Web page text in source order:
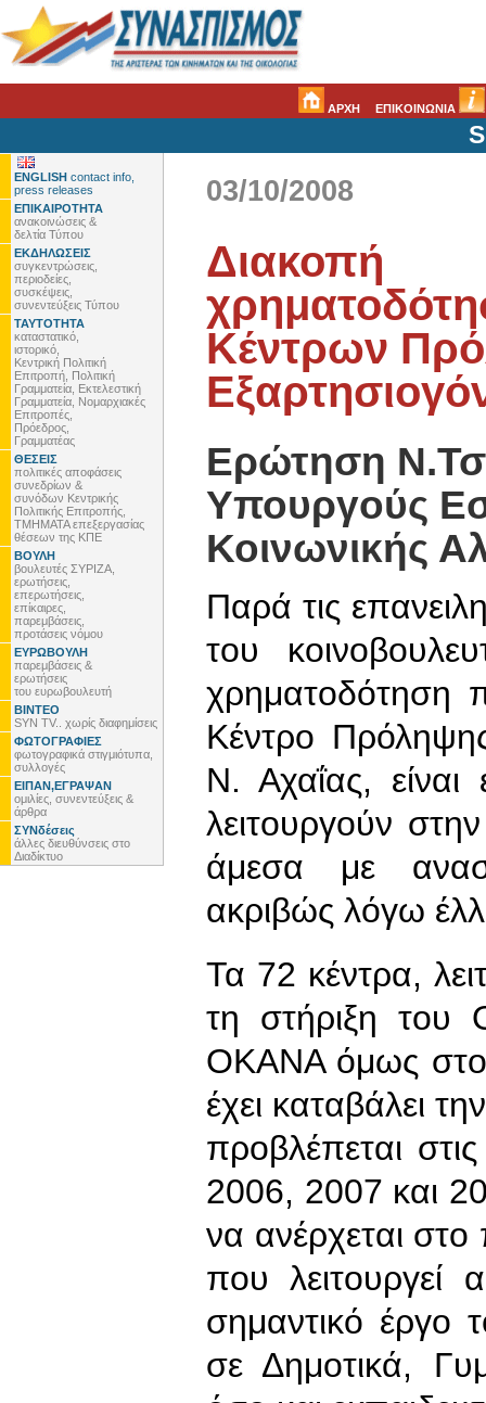
ΑΡΧΗ ΕΠΙΚΟΙΝΩΝΙΑ
ENGLISH contact info,
press releases
ΕΠΙΚΑΙΡΟΤΗΤΑ
ανακοινώσεις &
δελτία Τύπου
ΕΚΔΗΛΩΣΕΙΣ
συγκεντρώσεις,
περιοδείες,
συσκέψεις,
συνεντεύξεις Τύπου
ΤΑΥΤΟΤΗΤΑ
καταστατικό,
ιστορικό,
Κεντρική Πολιτική
Επιτροπή, Πολιτική
Γραμματεία, Εκτελεστική
Γραμματεία, Νομαρχιακές
Επιτροπές,
Πρόεδρος,
Γραμματέας
ΘΕΣΕΙΣ
πολιτικές αποφάσεις
συνεδρίων &
συνόδων Κεντρικής
Πολιτικής Επιτροπής,
ΤΜΗΜΑΤΑ επεξεργασίας
θέσεων της ΚΠΕ
ΒΟΥΛΗ
βουλευτές ΣΥΡΙΖΑ,
ερωτήσεις,
επερωτήσεις,
επίκαιρες,
παρεμβάσεις,
προτάσεις νόμου
ΕΥΡΩΒΟΥΛΗ
παρεμβάσεις &
ερωτήσεις
του ευρωβουλευτή
ΒΙΝΤΕΟ
SYN TV.. χωρίς διαφημίσεις
ΦΩΤΟΓΡΑΦΙΕΣ
φωτογραφικά στιγμιότυπα,
συλλογές
ΕΙΠΑΝ,ΕΓΡΑΨΑΝ
ομιλίες, συνεντεύξεις &
άρθρα
ΣΥΝδέσεις
άλλες διευθύνσεις στο
Διαδίκτυο
03/10/2008
Διακοπή
Κέντρων
Ερώτηση
Υπουργούς
Κοινωνικής
Παρά τις
του
Κέντρο
Ν. Αχαΐας,
λειτουργούν
άμεσα με
ακριβώς λόγω
Τα 72 κέντρα,
τη στήριξη
ΟΚΑΝΑ όμως στο
έχει καταβάλει
προβλέπεται
2006, 2007 και
να ανέρχεται
που λειτουργεί
σημαντικό έργο
σε Δημοτικά,